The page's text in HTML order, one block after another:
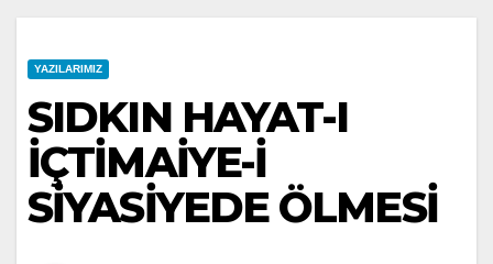
YAZILARIMIZ
SIDKIN HAYAT-I
İÇTİMAİYE-İ
SİYASİYEDE ÖLMESİ